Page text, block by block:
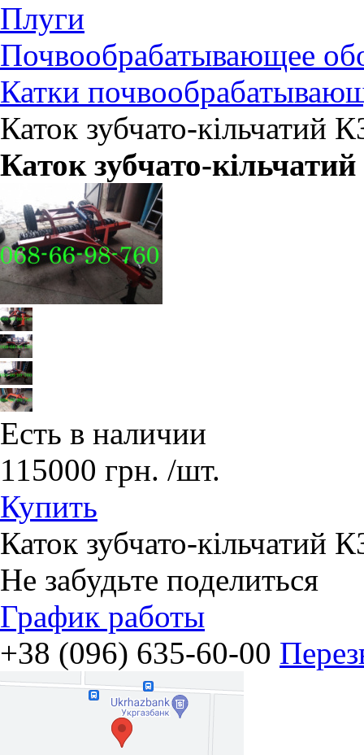
Плуги
Почвообрабатывающее
Катки
Каток зубчато-кільчатий
Каток зубчато-
Есть в наличии
115000 грн. /шт.
Купить
Каток зубчато-кільчатий
Не забудьте поделиться
График работы
+38 (096) 635-60-00